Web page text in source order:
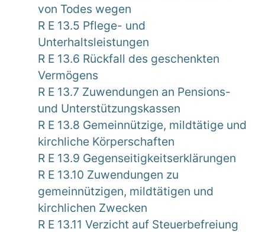
von Todes wegen
R E 13.5 Pflege- und
Unterhaltsleistungen
R E 13.6 Rückfall des geschenkten
Vermögens
R E 13.7 Zuwendungen an Pensions-
und Unterstützungskassen
R E 13.8 Gemeinnützige, mildtätige und
kirchliche Körperschaften
R E 13.9 Gegenseitigkeitserklärungen
R E 13.10 Zuwendungen zu
gemeinnützigen, mildtätigen und
kirchlichen Zwecken
R E 13.11 Verzicht auf Steuerbefreiung